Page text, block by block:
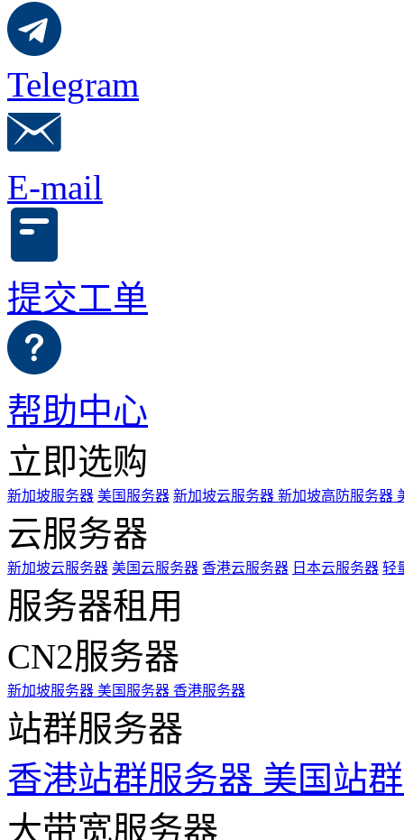
Telegram
E-mail
提交工单
帮助中心
立即选购
新加坡服务器 美国服务器 新加坡云服务器 新加坡高防服务器
云服务器
新加坡云服务器 美国云服务器 香港云服务器 日本云服务器 轻
服务器租用
CN2服务器
新加坡服务器 美国服务器 香港服务器
站群服务器
香港站群服务器 美国站
大带宽服务器